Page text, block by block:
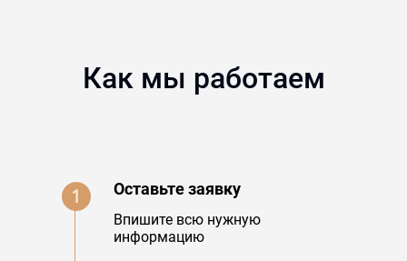
Как мы работаем
1 Оставьте заявку
Впишите всю нужную
информацию